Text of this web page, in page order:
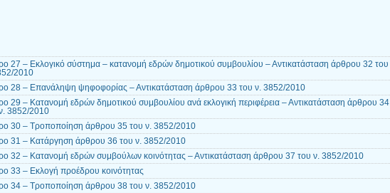
27 – Εκλογικό σύστημα – κατανομή εδρών δημοτικού συμβουλίου – Αντικατάσταση άρθρου 32 του
2010
28 – Επανάληψη ψηφοφορίας – Αντικατάσταση άρθρου 33 του ν. 3852/2010
29 – Κατανομή εδρών δημοτικού συμβουλίου ανά εκλογική περιφέρεια – Αντικατάσταση άρθρου 34
3852/2010
30 – Τροποποίηση άρθρου 35 του ν. 3852/2010
31 – Κατάργηση άρθρου 36 του ν. 3852/2010
32 – Κατανομή εδρών συμβούλων κοινότητας – Αντικατάσταση άρθρου 37 του ν. 3852/2010
33 – Εκλογή προέδρου κοινότητας
34 – Τροποποίηση άρθρου 38 του ν. 3852/2010